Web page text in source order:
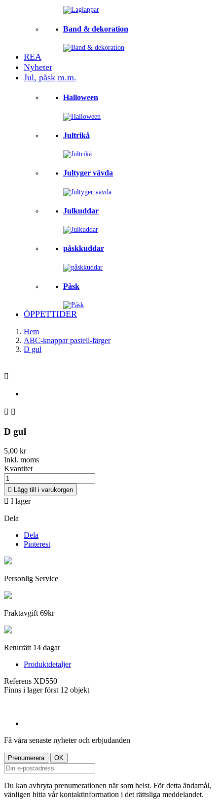
Band & dekoration
REA
Nyheter
Jul, påsk m.m.
Halloween
Jultrikå
Jultyger vävda
Julkuddar
påskkuddar
Påsk
ÖPPETTIDER
Hem
ABC-knappar pastell-färger
D gul

 
D gul
5,00 kr
Inkl. moms
Kvantitet
 Lägg till i varukorgen
 I lager
Dela
Dela
Pinterest
Personlig Service
Fraktavgift 69kr
Returrätt 14 dagar
Produktdetaljer
Referens XD550
Finns i lager först 12 objekt
Få våra senaste nyheter och erbjudanden
Du kan avbryta prenumerationen när som helst. För detta ändamål,
vänligen hitta vår kontaktinformation i det rättsliga meddelandet.